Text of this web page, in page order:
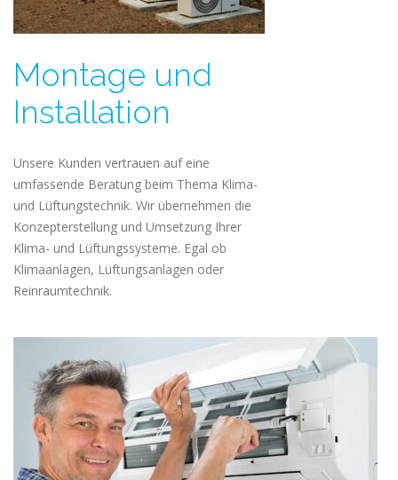
Montage und
Installation
Unsere Kunden vertrauen auf eine
umfassende Beratung beim Thema Klima-
und Lüftungstechnik. Wir übernehmen die
Konzepterstellung und Umsetzung Ihrer
Klima- und Lüftungssysteme. Egal ob
Klimaanlagen, Lüftungsanlagen oder
Reinraumtechnik.